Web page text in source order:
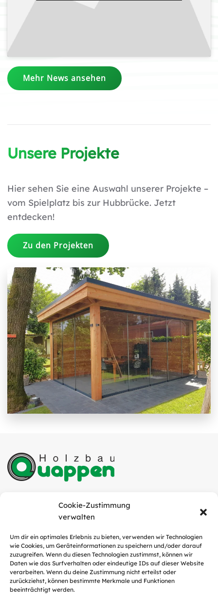
Cookie-Zustimmung
verwalten
Um dir ein optimales Erlebnis zu bieten, verwenden wir Technologien
wie Cookies, um Geräteinformationen zu speichern und/oder darauf
zuzugreifen. Wenn du diesen Technologien zustimmst, können wir
Daten wie das Surfverhalten oder eindeutige IDs auf dieser Website
verarbeiten. Wenn du deine Zustimmung nicht erteilst oder
zurückziehst, können bestimmte Merkmale und Funktionen
beeinträchtigt werden.
Mehr News ansehen
Unsere Projekte
Hier sehen Sie eine Auswahl unserer Projekte –
vom Spielplatz bis zur Hubbrücke. Jetzt
entdecken!
Zu den Projekten
Tel.: 05952 / 9311-0
E-Mail: info@quappen-holzbau.de